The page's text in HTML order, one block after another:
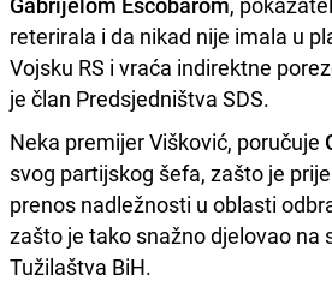
reterirala i da nikad nije imala u
Vojsku RS i vraća indirektne
je član Predsjedništva SDS.
Neka premijer Višković, poručuje
svog partijskog šefa, zašto je
prenos nadležnosti u oblasti
zašto je tako snažno djelovao na
Tužilaštva BiH.